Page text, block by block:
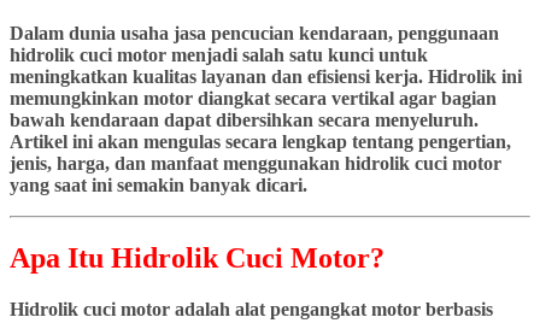
Dalam dunia usaha jasa pencucian kendaraan, penggunaan
hidrolik cuci motor menjadi salah satu kunci untuk
meningkatkan kualitas layanan dan efisiensi kerja. Hidrolik ini
memungkinkan motor diangkat secara vertikal agar bagian
bawah kendaraan dapat dibersihkan secara menyeluruh.
Artikel ini akan mengulas secara lengkap tentang pengertian,
jenis, harga, dan manfaat menggunakan hidrolik cuci motor
yang saat ini semakin banyak dicari.
Apa Itu Hidrolik Cuci Motor?
Hidrolik cuci motor adalah alat pengangkat motor berbasis